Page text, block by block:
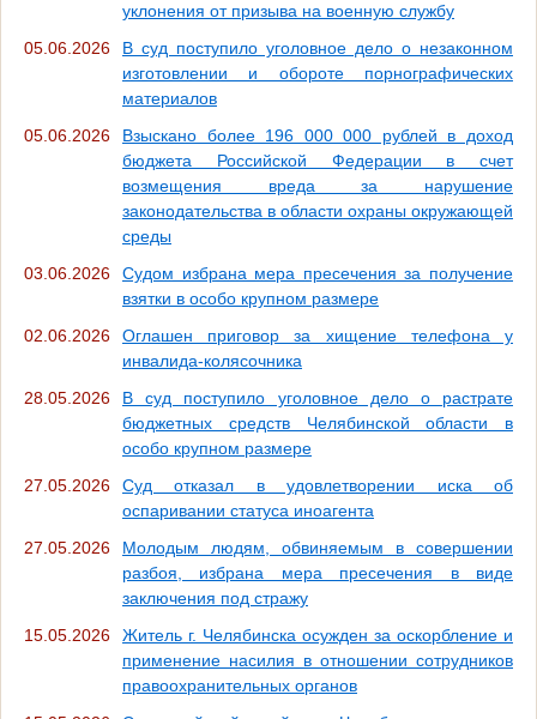
уклонения от призыва на военную службу
05.06.2026
В суд поступило уголовное дело о незаконном
изготовлении и обороте порнографических
материалов
05.06.2026
Взыскано более 196 000 000 рублей в доход
бюджета Российской Федерации в счет
возмещения вреда за нарушение
законодательства в области охраны окружающей
среды
03.06.2026
Судом избрана мера пресечения за получение
взятки в особо крупном размере
02.06.2026
Оглашен приговор за хищение телефона у
инвалида-колясочника
28.05.2026
В суд поступило уголовное дело о растрате
бюджетных средств Челябинской области в
особо крупном размере
27.05.2026
Суд отказал в удовлетворении иска об
оспаривании статуса иноагента
27.05.2026
Молодым людям, обвиняемым в совершении
разбоя, избрана мера пресечения в виде
заключения под стражу
15.05.2026
Житель г. Челябинска осужден за оскорбление и
применение насилия в отношении сотрудников
правоохранительных органов